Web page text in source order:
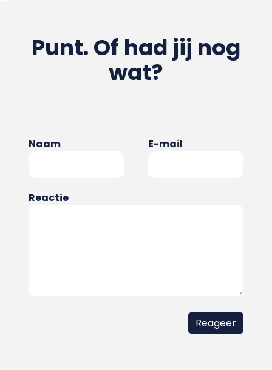
Punt. Of had jij nog
wat?
Naam E-mail
Reactie